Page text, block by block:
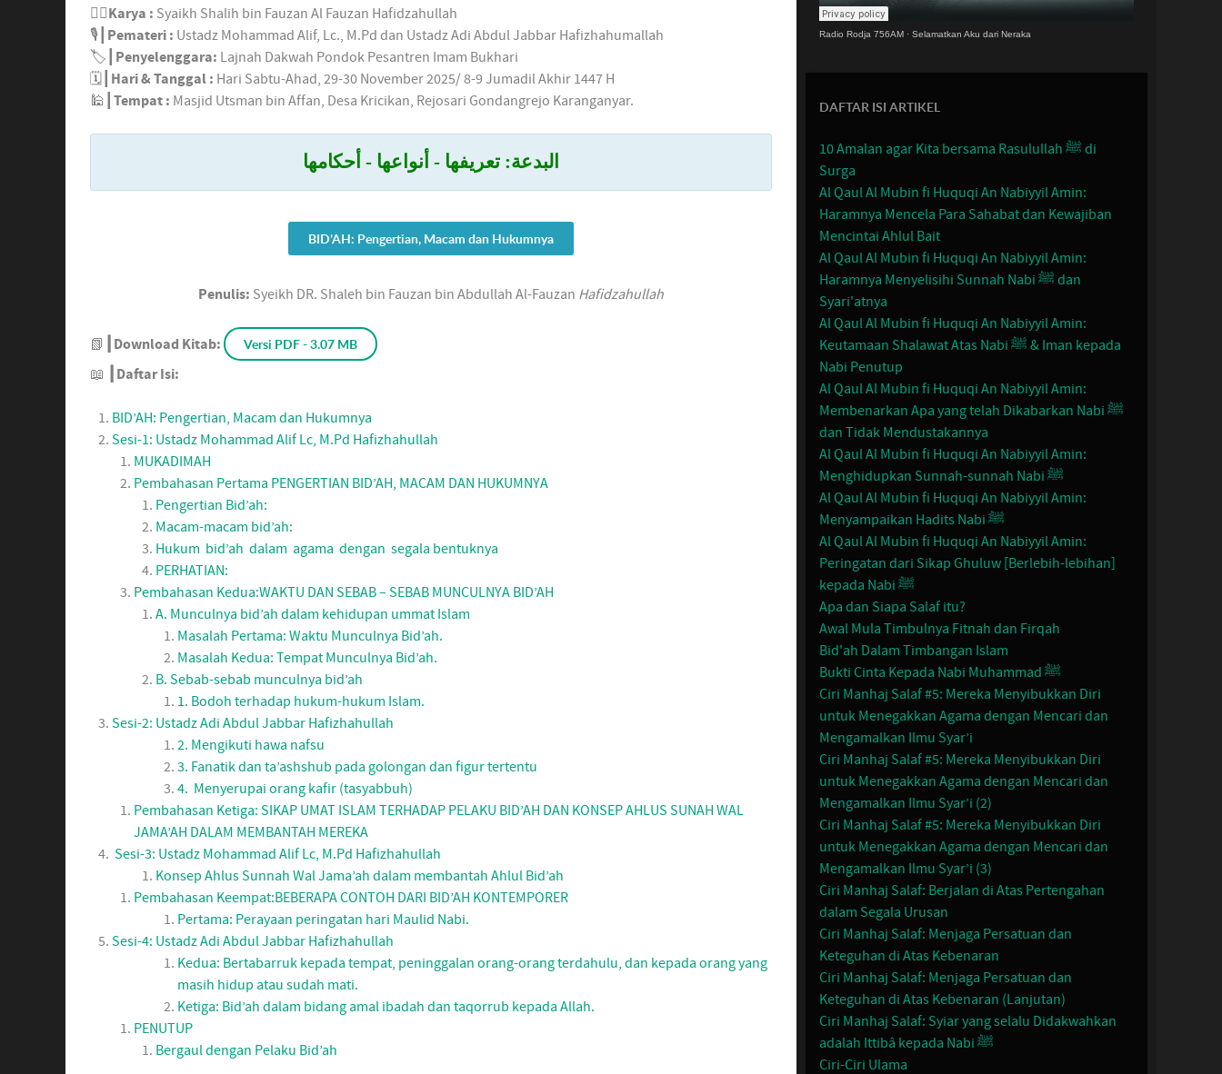
✍🏼 Karya : Syaikh Shalih bin Fauzan Al Fauzan Hafidzahullah
🎙┃ Pemateri : Ustadz Mohammad Alif, Lc., M.Pd dan Ustadz Adi Abdul Jabbar Hafizhahumallah
🏷┃ Penyelenggara: Lajnah Dakwah Pondok Pesantren Imam Bukhari
🗓┃ Hari & Tanggal : Hari Sabtu-Ahad, 29-30 November 2025/ 8-9 Jumadil Akhir 1447 H
🕌┃ Tempat : Masjid Utsman bin Affan, Desa Kricikan, Rejosari Gondangrejo Karanganyar.
البدعة: تعريفها - أنواعها - أحكامها
BID’AH: Pengertian, Macam dan Hukumnya
Penulis: Syeikh DR. Shaleh bin Fauzan bin Abdullah Al-Fauzan Hafidzahullah
📗 ┃Download Kitab: Versi PDF - 3.07 MB
📖 ┃Daftar Isi:
BID’AH: Pengertian, Macam dan Hukumnya
Sesi-1: Ustadz Mohammad Alif Lc, M.Pd Hafizhahullah
MUKADIMAH
Pembahasan Pertama PENGERTIAN BID’AH, MACAM DAN HUKUMNYA
Pengertian Bid’ah:
Macam-macam bid’ah:
Hukum bid’ah dalam agama dengan segala bentuknya
PERHATIAN:
Pembahasan Kedua:WAKTU DAN SEBAB – SEBAB MUNCULNYA BID’AH
A. Munculnya bid’ah dalam kehidupan ummat Islam
Masalah Pertama: Waktu Munculnya Bid’ah.
Masalah Kedua: Tempat Munculnya Bid’ah.
B. Sebab-sebab munculnya bid’ah
1. Bodoh terhadap hukum-hukum Islam.
Sesi-2: Ustadz Adi Abdul Jabbar Hafizhahullah
2. Mengikuti hawa nafsu
3. Fanatik dan ta’ashshub pada golongan dan figur tertentu
4. Menyerupai orang kafir (tasyabbuh)
Pembahasan Ketiga: SIKAP UMAT ISLAM TERHADAP PELAKU BID’AH DAN KONSEP AHLUS SUNAH WAL
JAMA’AH DALAM MEMBANTAH MEREKA
Sesi-3: Ustadz Mohammad Alif Lc, M.Pd Hafizhahullah
Konsep Ahlus Sunnah Wal Jama’ah dalam membantah Ahlul Bid’ah
Pembahasan Keempat:BEBERAPA CONTOH DARI BID’AH KONTEMPORER
Pertama: Perayaan peringatan hari Maulid Nabi.
Sesi-4: Ustadz Adi Abdul Jabbar Hafizhahullah
Kedua: Bertabarruk kepada tempat, peninggalan orang-orang terdahulu, dan kepada orang yang
masih hidup atau sudah mati.
Ketiga: Bid’ah dalam bidang amal ibadah dan taqorrub kepada Allah.
PENUTUP
Bergaul dengan Pelaku Bid’ah
Radio Rodja 756AM · Selamatkan Aku dari Neraka
DAFTAR ISI ARTIKEL
10 Amalan agar Kita bersama Rasulullah ﷺ di
Surga
Al Qaul Al Mubin fi Huquqi An Nabiyyil Amin:
Haramnya Mencela Para Sahabat dan Kewajiban
Mencintai Ahlul Bait
Al Qaul Al Mubin fi Huquqi An Nabiyyil Amin:
Haramnya Menyelisihi Sunnah Nabi ﷺ dan
Syari'atnya
Al Qaul Al Mubin fi Huquqi An Nabiyyil Amin:
Keutamaan Shalawat Atas Nabi ﷺ & Iman kepada
Nabi Penutup
Al Qaul Al Mubin fi Huquqi An Nabiyyil Amin:
Membenarkan Apa yang telah Dikabarkan Nabi ﷺ
dan Tidak Mendustakannya
Al Qaul Al Mubin fi Huquqi An Nabiyyil Amin:
Menghidupkan Sunnah-sunnah Nabi ﷺ
Al Qaul Al Mubin fi Huquqi An Nabiyyil Amin:
Menyampaikan Hadits Nabi ﷺ
Al Qaul Al Mubin fi Huquqi An Nabiyyil Amin:
Peringatan dari Sikap Ghuluw [Berlebih-lebihan]
kepada Nabi ﷺ
Apa dan Siapa Salaf itu?
Awal Mula Timbulnya Fitnah dan Firqah
Bid'ah Dalam Timbangan Islam
Bukti Cinta Kepada Nabi Muhammad ﷺ
Ciri Manhaj Salaf #5: Mereka Menyibukkan Diri
untuk Menegakkan Agama dengan Mencari dan
Mengamalkan Ilmu Syar’i
Ciri Manhaj Salaf #5: Mereka Menyibukkan Diri
untuk Menegakkan Agama dengan Mencari dan
Mengamalkan Ilmu Syar’i (2)
Ciri Manhaj Salaf #5: Mereka Menyibukkan Diri
untuk Menegakkan Agama dengan Mencari dan
Mengamalkan Ilmu Syar’i (3)
Ciri Manhaj Salaf: Berjalan di Atas Pertengahan
dalam Segala Urusan
Ciri Manhaj Salaf: Menjaga Persatuan dan
Keteguhan di Atas Kebenaran
Ciri Manhaj Salaf: Menjaga Persatuan dan
Keteguhan di Atas Kebenaran (Lanjutan)
Ciri Manhaj Salaf: Syiar yang selalu Didakwahkan
adalah Ittibâ kepada Nabi ﷺ
Ciri-Ciri Ulama